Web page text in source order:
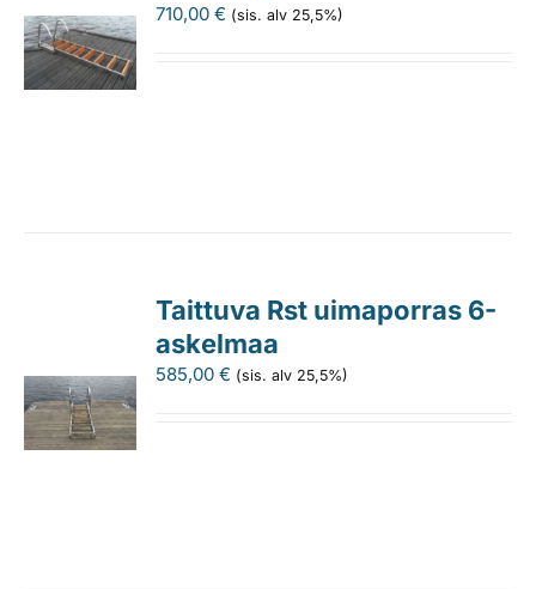
710,00€ (sis. alv 25,5%)
Taittuva Rst uimaporras 6-
askelmaa
585,00€ (sis. alv 25,5%)